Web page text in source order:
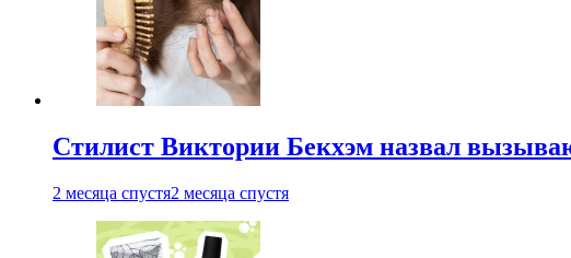
Стилист Виктории Бекхэм назвал
2 месяца спустя2 месяца спустя